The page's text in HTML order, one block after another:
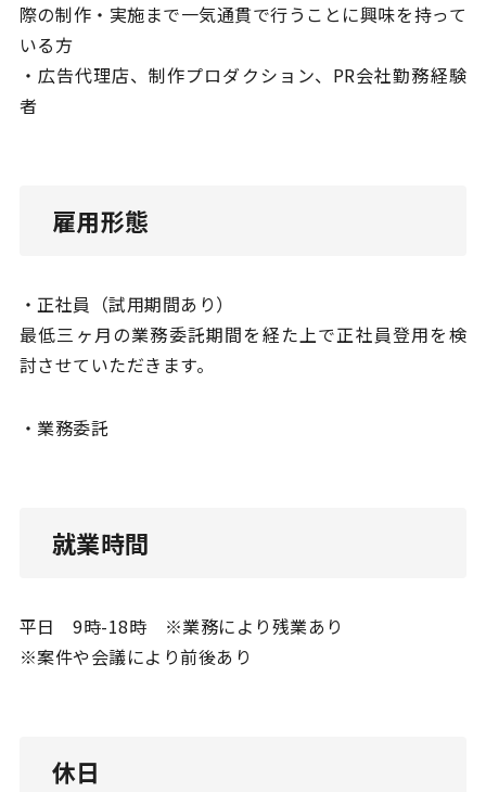
際の制作・実施まで一気通貫で行うことに興味を持って
いる方
・広告代理店、制作プロダクション、PR会社勤務経験
者
雇用形態
・正社員（試用期間あり）
最低三ヶ月の業務委託期間を経た上で正社員登用を検
討させていただきます。
・業務委託
就業時間
平日 9時-18時 ※業務により残業あり
※案件や会議により前後あり
休日